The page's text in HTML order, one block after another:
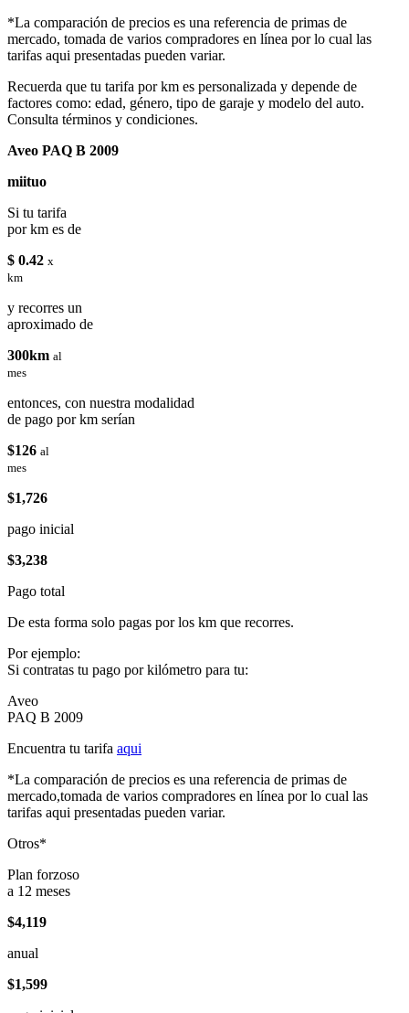
*La comparación de precios es una referencia de primas de
mercado, tomada de varios compradores en línea por lo cual las
tarifas aqui presentadas pueden variar.
Recuerda que tu tarifa por km es personalizada y depende de
factores como: edad, género, tipo de garaje y modelo del auto.
Consulta términos y condiciones.
Aveo PAQ B 2009
miituo
Si tu tarifa
por km es de
$ 0.42 x
km
y recorres un
aproximado de
300km al
mes
entonces, con nuestra modalidad
de pago por km serían
$126 al
mes
$1,726
pago inicial
$3,238
Pago total
De esta forma solo pagas por los km que recorres.
Por ejemplo:
Si contratas tu pago por kilómetro para tu:
Aveo
PAQ B 2009
Encuentra tu tarifa aqui
*La comparación de precios es una referencia de primas de
mercado,tomada de varios compradores en línea por lo cual las
tarifas aqui presentadas pueden variar.
Otros*
Plan forzoso
a 12 meses
$4,119
anual
$1,599